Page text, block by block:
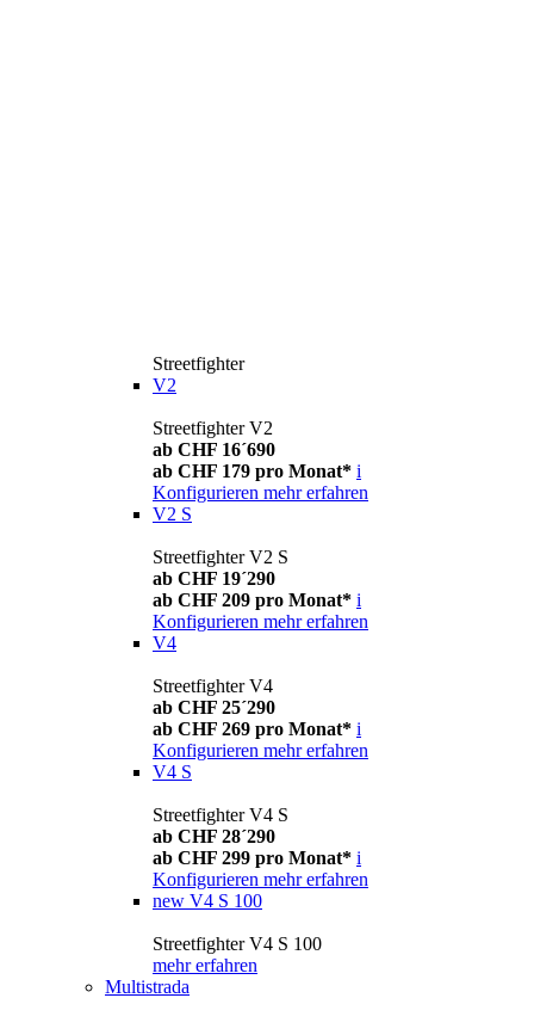
Streetfighter
V2
Streetfighter V2
ab CHF 16´690
ab CHF 179 pro Monat* i
Konfigurieren mehr erfahren
V2 S
Streetfighter V2 S
ab CHF 19´290
ab CHF 209 pro Monat* i
Konfigurieren mehr erfahren
V4
Streetfighter V4
ab CHF 25´290
ab CHF 269 pro Monat* i
Konfigurieren mehr erfahren
V4 S
Streetfighter V4 S
ab CHF 28´290
ab CHF 299 pro Monat* i
Konfigurieren mehr erfahren
new V4 S 100
Streetfighter V4 S 100
mehr erfahren
Multistrada